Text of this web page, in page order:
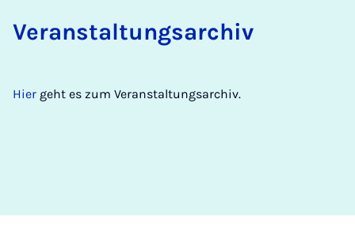
Ver­an­stal­tungs­a­r­chiv
Hier geht es zum Veranstaltungsarchiv.